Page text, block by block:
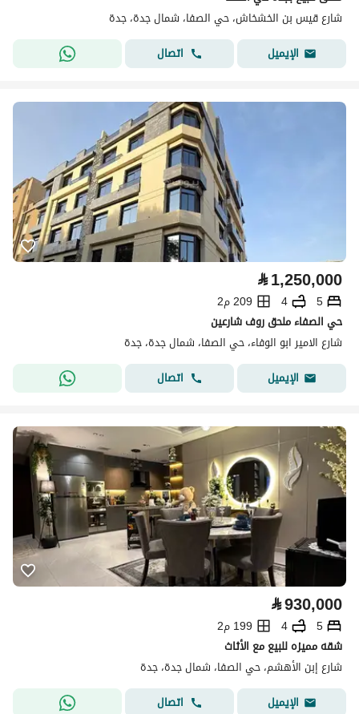
شارع قيس بن الخشخاش، حي الصفا، شمال جدة، جدة
الإيميل
اتصال
⃁1,250,000
5
4
209 م2
حي الصفاء ملحق روف شارعين
شارع الامير ابو الوفاء، حي الصفا، شمال جدة، جدة
الإيميل
اتصال
⃁930,000
5
4
199 م2
شقه مميزه للبيع مع الأثاث
شارع إبن الأهشم، حي الصفا، شمال جدة، جدة
الإيميل
اتصال